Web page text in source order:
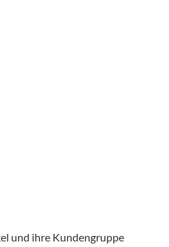
und ihre Kundengruppe